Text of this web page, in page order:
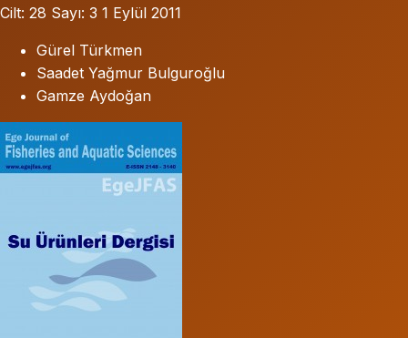
Cilt: 28 Sayı: 3 1 Eylül 2011
Gürel Türkmen
Saadet Yağmur Bulguroğlu
Gamze Aydoğan